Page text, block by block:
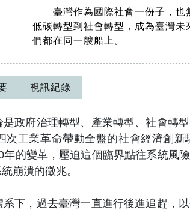
臺灣作為國際社會一份子，也
低碳轉型到社會轉型，成為臺灣
們都在同一艘船上。
視訊紀錄
府治理轉型、產業轉型、社會轉
次工業革命帶動全盤的社會經濟創
的變革，壓迫這個臨界點往系統風
崩潰的徵兆。
，過去臺灣一直進行後進追趕，